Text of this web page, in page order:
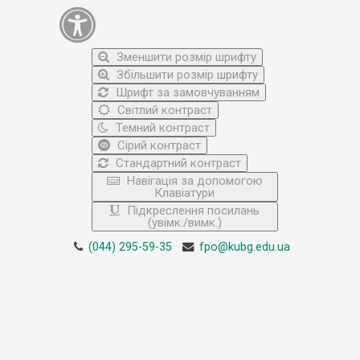
Зменшити розмір шрифту
Збільшити розмір шрифту
Шрифт за замовчуванням
Світлий контраст
Темний контраст
Сірий контраст
Стандартний контраст
Навігація за допомогою
Клавіатури
Підкреслення посилань
(увімк./вимк.)
(044) 295-59-35 fpo@kubg.edu.ua